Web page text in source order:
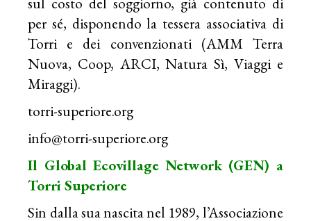
per sé, disponendo la tessera associativa di
Torri e dei convenzionati (AMM Terra
Nuova, Coop, ARCI, Natura Sì, Viaggi e
Miraggi).
torri-superiore.org
info@torri-superiore.org
Il Global Ecovillage Network (GEN) a
Torri Superiore
Sin dalla sua nascita nel 1989, l’Associazione